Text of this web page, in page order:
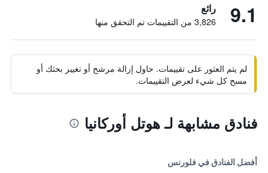
9.1 رائع
3,826 من التقييمات تم التحقق منها
لم يتم العثور على تقييمات. حاول إزالة مرشح أو تغيير بحثك أو
مسح كل شيء لعرض التقييمات.
فنادق مشابهة لـ هوتل أوركانيا
أفضل الفنادق في فلورنس